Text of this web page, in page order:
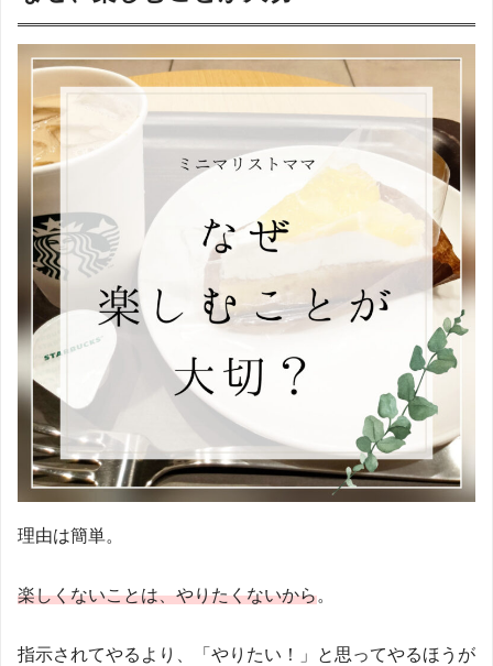
理由は簡単。
楽しくないことは、やりたくないから。
指示されてやるより、「やりたい！」と思ってやるほうが